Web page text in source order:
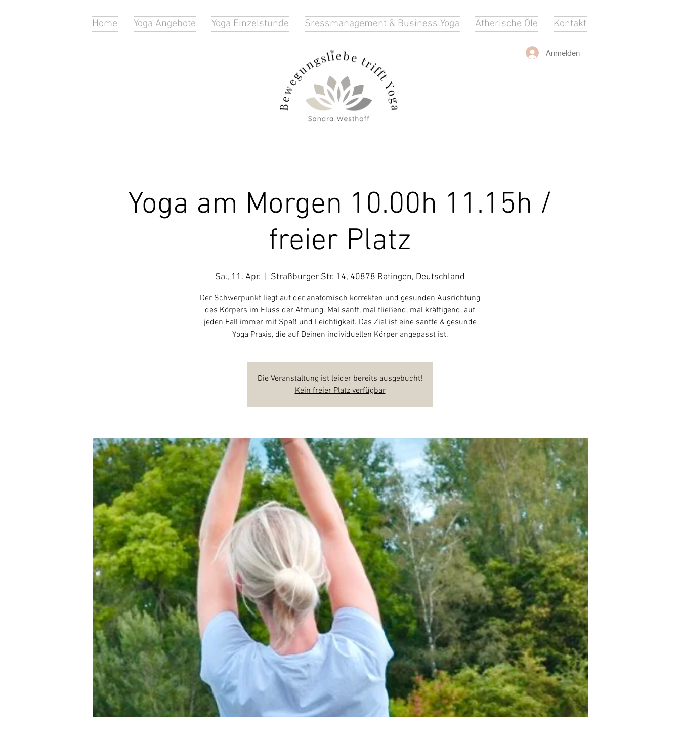
Home Yoga Angebote Yoga Einzelstunde Sressmanagement & Business Yoga Ätherische Öle Kontakt
Anmelden
Yoga am Morgen 10.00h 11.15h /
freier Platz
Sa., 11. Apr. Straßburger Str. 14, 40878 Ratingen, Deutschland
Der Schwerpunkt liegt auf der anatomisch korrekten und gesunden Ausrichtung
des Körpers im Fluss der Atmung. Mal sanft, mal fließend, mal kräftigend, auf
jeden Fall immer mit Spaß und Leichtigkeit. Das Ziel ist eine sanfte & gesunde
Yoga Praxis, die auf Deinen individuellen Körper angepasst ist.
Die Veranstaltung ist leider bereits ausgebucht!
Kein freier Platz verfügbar